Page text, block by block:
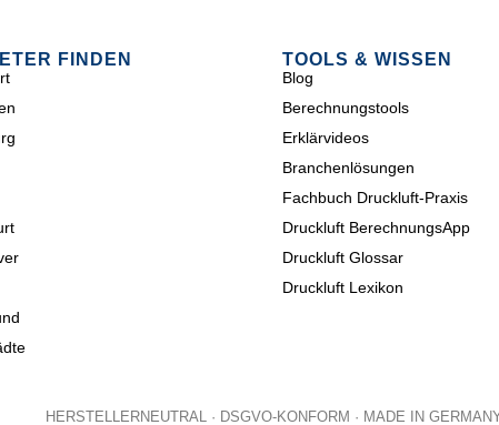
FINDEN TOOLS & WISSEN
Blog
Berechnungstools
Erklärvideos
Branchenlösungen
Fachbuch Druckluft-Praxis
Druckluft BerechnungsApp
Druckluft Glossar
Druckluft Lexikon
HERSTELLERNEUTRAL · DSGVO-KONFORM · MADE IN